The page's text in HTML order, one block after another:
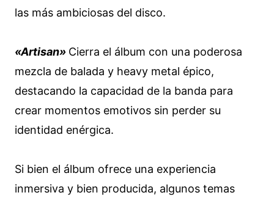
las más ambiciosas del disco.
«Artisan» Cierra el álbum con una poderosa
mezcla de balada y heavy metal épico,
destacando la capacidad de la banda para
crear momentos emotivos sin perder su
identidad enérgica.
Si bien el álbum ofrece una experiencia
inmersiva y bien producida, algunos temas